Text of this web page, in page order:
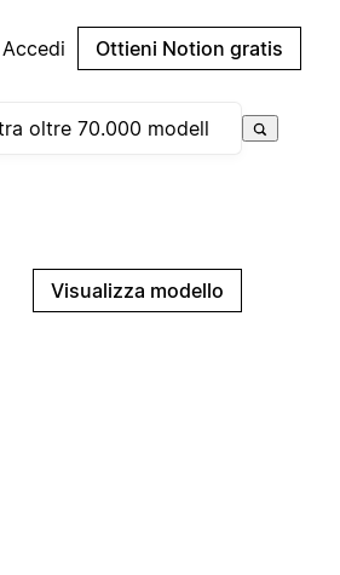
Accedi Ottieni Notion gratis
Visualizza modello